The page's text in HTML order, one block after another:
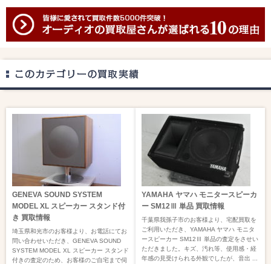
GENEVA SOUND SYSTEM
MODEL XL スピーカー スタンド付
き 買取情報
埼玉県和光市のお客様より、お電話にてお
問い合わせいただき、GENEVA SOUND
SYSTEM MODEL XL スピーカー スタンド
付きの査定のため、お客様のご自宅まで伺
YAMAHA ヤマハ モニタースピーカ
ー SM12Ⅲ 単品 買取情報
千葉県我孫子市のお客様より、宅配買取を
ご利用いただき、YAMAHA ヤマハ モニタ
ースピーカー SM12Ⅲ 単品の査定をさせい
ただきました。キズ、汚れ等、使用感・経
年感の見受けられる外観でしたが、音出 ...